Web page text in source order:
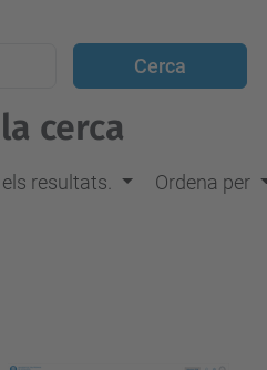
cerca
resultats. Ordena per